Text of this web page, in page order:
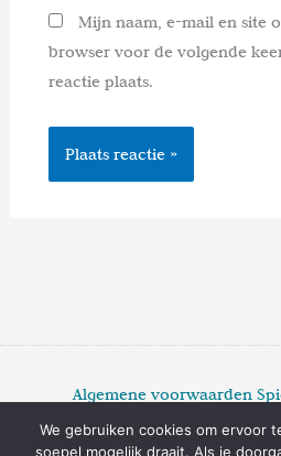
Mijn naam, e-mail en site
browser voor de volgende
reactie plaats.
Algemene voorwaarden
Privacyverklaring Spicy
We gebruiken cookies om ervoor
soepel mogelijk draait. Als je